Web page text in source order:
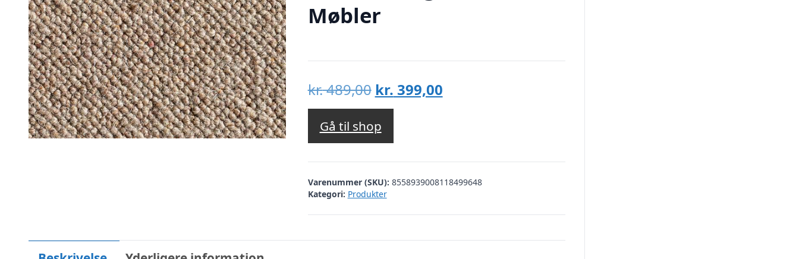
Møbler
kr.489,00 Den
oprindelige
pris
var:
kr. 489,00.
kr. 399,00Den
kr. 399,00.
Gå til shop
Varenummer (SKU): 8558939008118499648
Kategori: Produkter